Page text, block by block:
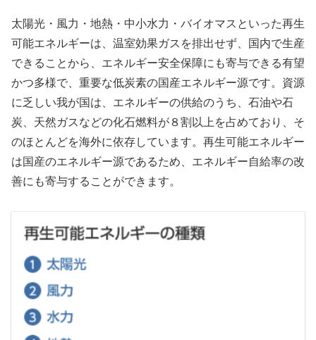
太陽光・風力・地熱・中小水力・バイオマスといった再生
可能エネルギーは、温室効果ガスを排出せず、国内で生産
できることから、エネルギー安全保障にも寄与できる有望
かつ多様で、重要な低炭素の国産エネルギー源です。資源
に乏しい我が国は、エネルギーの供給のうち、石油や石
炭、天然ガスなどの化石燃料が８割以上を占めており、そ
のほとんどを海外に依存しています。再生可能エネルギー
は国産のエネルギー源であるため、エネルギー自給率の改
善にも寄与することができます。